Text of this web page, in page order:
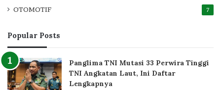
OTOMOTIF 7
Popular Posts
Panglima TNI Mutasi 33 Perwira Tinggi
TNI Angkatan Laut, Ini Daftar
Lengkapnya